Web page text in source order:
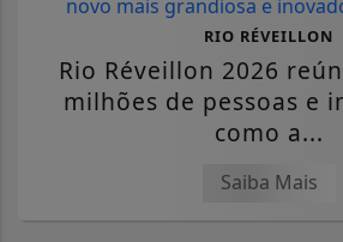
RIO RÉVEILLON
Rio Réveillon 2026
milhões de pessoas e
como a...
Saiba Mais